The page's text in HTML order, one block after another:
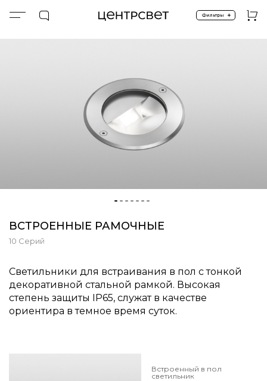
Фильтры +
ВСТРОЕННЫЕ РАМОЧНЫЕ
10 Серий
Светильники для встраивания в пол с тонкой
декоративной стальной рамкой. Высокая
степень защиты IP65, служат в качестве
ориентира в темное время суток.
встроенный в пол
светильник